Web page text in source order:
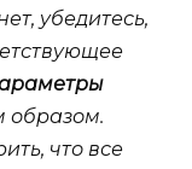
убедитесь,
образом.
что все